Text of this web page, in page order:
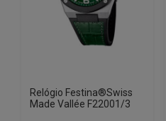
Relógio Festina®Swiss
Made Vallée F22001/3